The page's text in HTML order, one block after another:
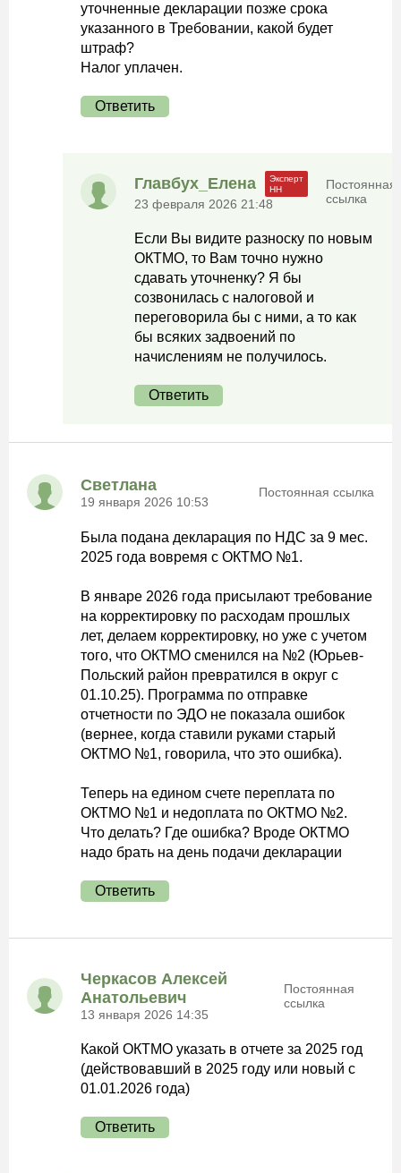
уточненные декларации позже срока
указанного в Требовании, какой будет
штраф?
Налог уплачен.
Ответить
Главбух_Елена
23 февраля 2026 21:48
Постоянная
ссылка
Если Вы видите разноску по новым
ОКТМО, то Вам точно нужно
сдавать уточненку? Я бы
созвонилась с налоговой и
переговорила бы с ними, а то как
бы всяких задвоений по
начислениям не получилось.
Ответить
Светлана
19 января 2026 10:53
Постоянная ссылка
Была подана декларация по НДС за 9 мес.
2025 года вовремя с ОКТМО №1.
В январе 2026 года присылают требование
на корректировку по расходам прошлых
лет, делаем корректировку, но уже с учетом
того, что ОКТМО сменился на №2 (Юрьев-
Польский район превратился в округ с
01.10.25). Программа по отправке
отчетности по ЭДО не показала ошибок
(вернее, когда ставили руками старый
ОКТМО №1, говорила, что это ошибка).
Теперь на едином счете переплата по
ОКТМО №1 и недоплата по ОКТМО №2.
Что делать? Где ошибка? Вроде ОКТМО
надо брать на день подачи декларации
Ответить
Черкасов Алексей
Анатольевич
13 января 2026 14:35
Постоянная
ссылка
Какой ОКТМО указать в отчете за 2025 год
(действовавший в 2025 году или новый с
01.01.2026 года)
Ответить